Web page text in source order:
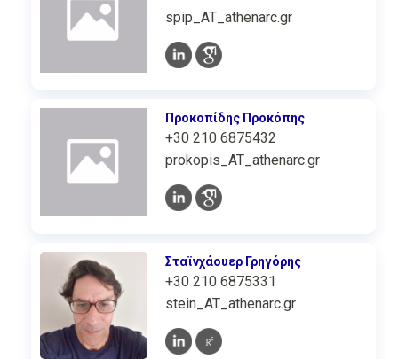
spip_AT_athenarc.gr
Προκοπίδης Προκόπης
+30 210 6875432
prokopis_AT_athenarc.gr
Σταϊνχάουερ Γρηγόρης
+30 210 6875331
stein_AT_athenarc.gr